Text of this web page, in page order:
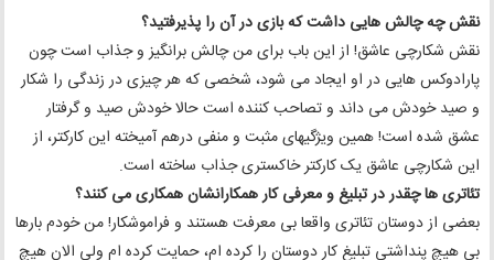
نقش چه چالش هایی داشت که بازی در آن را پذیرفتید؟
نقش شکارچی عاشق! از این باب برای من چالش برانگیز و جذاب است چون
پارادوکس هایی در او ایجاد می شود، شخصی که هر چیزی در زندگی را شکار
و صید خودش می داند و تصاحب کننده است حالا خودش صید و گرفتار
عشق شده است! همین ویژگیهای مثبت و منفی درهم آمیخته این کارکتر، از
این شکارچی عاشق یک کارکتر خاکستری جذاب ساخته است.
تئاتری ها چقدر در تبلیغ و معرفی کار همکارانشان همکاری می کنند؟
بعضی از دوستان تئاتری واقعا بی معرفت هستند و فراموشکار! من خودم بارها
بی هیچ پنداشتی تبلیغ کار دوستان را کرده ام، حمایت کرده ام ولی الان هیچ